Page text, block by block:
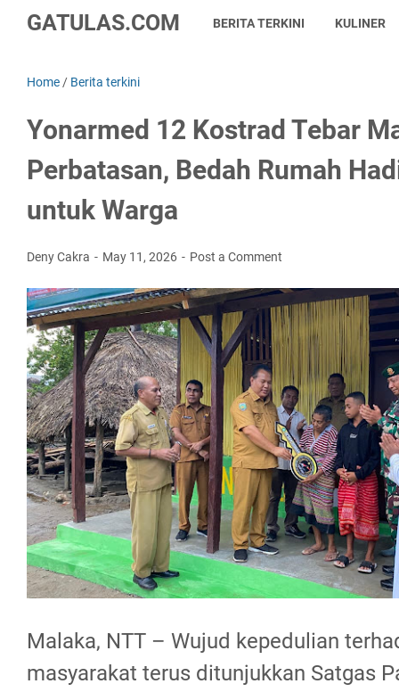
GATULAS.COM BERITA TERKINI KULINER
Home / Berita terkini
Yonarmed 12 Kostrad Tebar
Perbatasan, Bedah Rumah
untuk Warga
Deny Cakra May 11, 2026 Post a Comment
Malaka, NTT – Wujud kepedulian
masyarakat terus ditunjukkan Satgas